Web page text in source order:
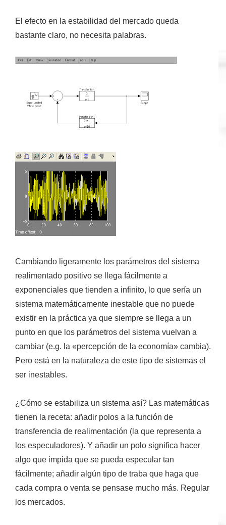
El efecto en la estabilidad del mercado queda
bastante claro, no necesita palabras.
Cambiando ligeramente los parámetros del sistema
realimentado positivo se llega fácilmente a
exponenciales que tienden a infinito, lo que sería un
sistema matemáticamente inestable que no puede
existir en la práctica ya que siempre se llega a un
punto en que los parámetros del sistema vuelvan a
cambiar (e.g. la «percepción de la economía» cambia).
Pero está en la naturaleza de este tipo de sistemas el
ser inestables.
¿Cómo se estabiliza un sistema así? Las matemáticas
tienen la receta: añadir polos a la función de
transferencia de realimentación (la que representa a
los especuladores). Y añadir un polo significa hacer
algo que impida que se pueda especular tan
fácilmente; añadir algún tipo de traba que haga que
cada compra o venta se pensase mucho más. Regular
los mercados.